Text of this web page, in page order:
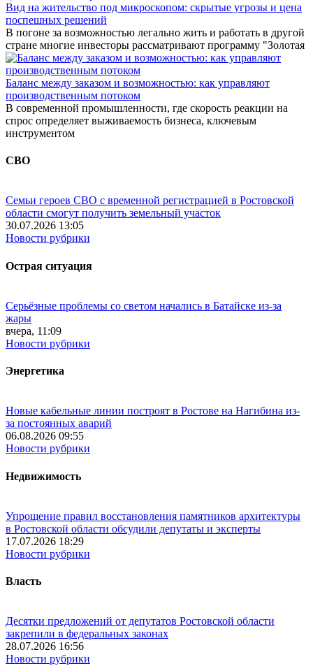
Вид на жительство под микроскопом: скрытые угрозы и цена
поспешных решений
В погоне за возможностью легально жить и работать в другой
стране многие инвесторы рассматривают программу "Золотая
Баланс между заказом и возможностью: как управляют
производственным потоком
В современной промышленности, где скорость реакции на
спрос определяет выживаемость бизнеса, ключевым
инструментом
СВО
Семьи героев СВО с временной регистрацией в Ростовской
области смогут получить земельный участок
30.07.2026 13:05
Новости рубрики
Острая ситуация
Серьёзные проблемы со светом начались в Батайске из-за
жары
вчера, 11:09
Новости рубрики
Энергетика
Новые кабельные линии построят в Ростове на Нагибина из-
за постоянных аварий
06.08.2026 09:55
Новости рубрики
Недвижимость
Упрощение правил восстановления памятников архитектуры
в Ростовской области обсудили депутаты и эксперты
17.07.2026 18:29
Новости рубрики
Власть
Десятки предложений от депутатов Ростовской области
закрепили в федеральных законах
28.07.2026 16:56
Новости рубрики